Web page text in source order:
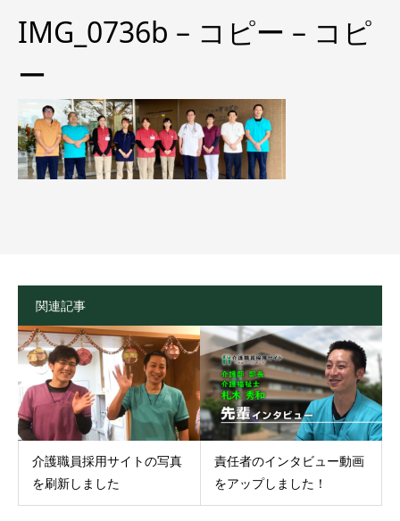
IMG_0736b – コピー – コピ
ー
関連記事
介護職員採用サイトの写真
を刷新しました
責任者のインタビュー動画
をアップしました！